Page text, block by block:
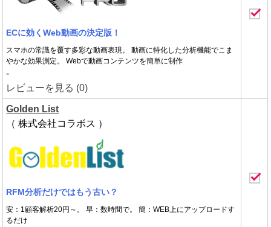
ECに効くWeb動画の決定版！
スマホの常識を覆す多彩な動画表現。 動画に特化した分析機能でこま
やかな効果測定。 Webで動画コンテンツを簡単に制作
-
レビューを見る (0)
Golden List
（ 株式会社コラボス ）
RFM分析だけではもう古い？
安：1顧客解析20円～。 早：数時間で。 簡：WEB上にアップロードす
るだけ